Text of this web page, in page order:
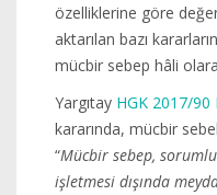
özelliklerine göre
aktarılan bazı
mücbir sebep hâli
Yargıtay HGK 2017/90
kararında, mücbir
“Mücbir sebep,
işletmesi dışında